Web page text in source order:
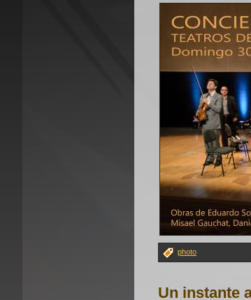
photo
Un instante